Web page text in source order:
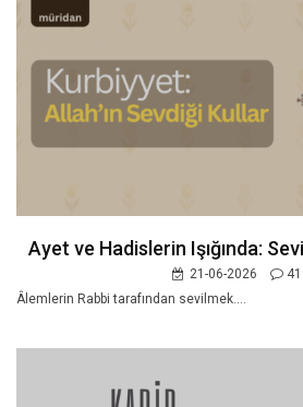
Ayet ve Hadislerin Işığında:
21-06-2026
Âlemlerin Rabbi tarafından sevilmek....